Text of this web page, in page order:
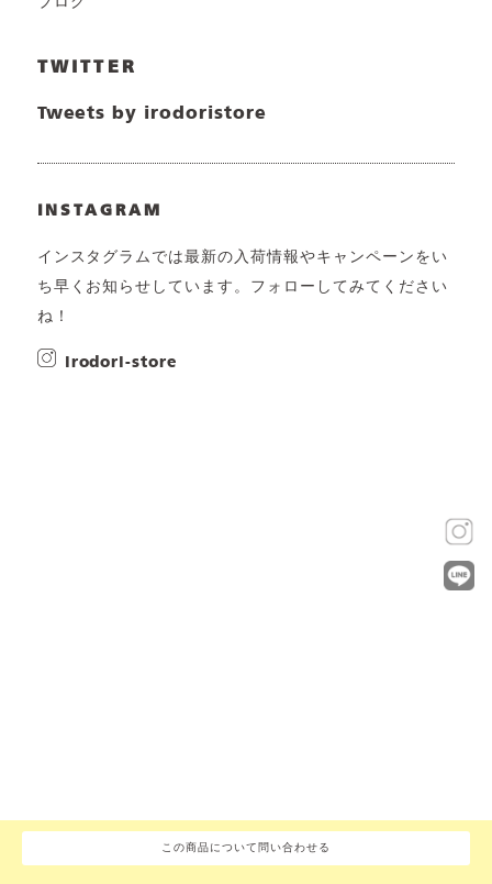
この商品について問い合わせる
TWITTER
Tweets by irodoristore
INSTAGRAM
インスタグラムでは最新の入荷情報やキャンペーンをい
ち早くお知らせしています。フォローしてみてください
ね！
irodori-store